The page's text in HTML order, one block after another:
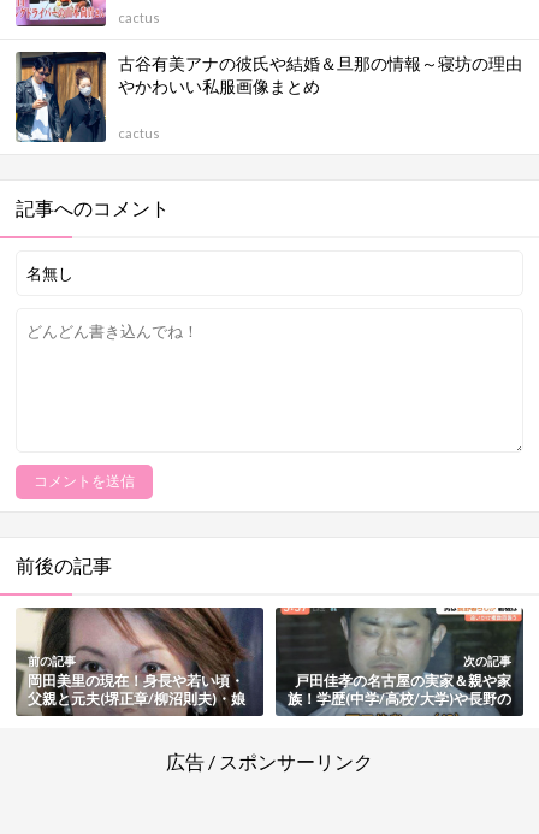
cactus
古谷有美アナの彼氏や結婚＆旦那の情報～寝坊の理由
やかわいい私服画像まとめ
cactus
記事へのコメント
前後の記事
前の記事
岡田美里の現在！身長や若い頃・
父親と元夫(堺正章/柳沼則夫)・娘
など家族・山梨の自宅豪邸もまと
次の記事
戸田佳孝の名古屋の実家＆親や家
族！学歴(中学/高校/大学)や長野の
自宅・東大前駅刺傷事件の動機も
広告 / スポンサーリンク